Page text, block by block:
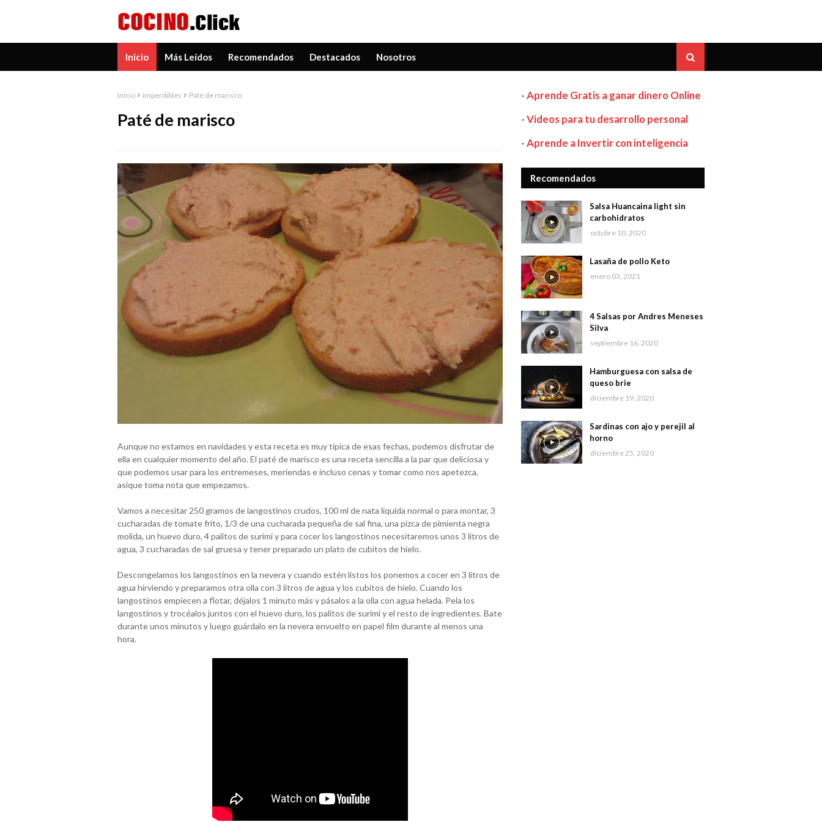
Inicio Más Leídos Recomendados Destacados Nosotros
Inicio imperdibles Paté de marisco
Paté de marisco
Aunque no estamos en navidades y esta receta es muy típica de esas fechas, podemos disfrutar de
ella en cualquier momento del año. El paté de marisco es una receta sencilla a la par que deliciosa y
que podemos usar para los entremeses, meriendas e incluso cenas y tomar como nos apetezca,
asique toma nota que empezamos.
Vamos a necesitar 250 gramos de langostinos crudos, 100 ml de nata liquida normal o para montar, 3
cucharadas de tomate frito, 1/3 de una cucharada pequeña de sal fina, una pizca de pimienta negra
molida, un huevo duro, 4 palitos de surimi y para cocer los langostinos necesitaremos unos 3 litros de
agua, 3 cucharadas de sal gruesa y tener preparado un plato de cubitos de hielo.
Descongelamos los langostinos en la nevera y cuando estén listos los ponemos a cocer en 3 litros de
agua hirviendo y preparamos otra olla con 3 litros de agua y los cubitos de hielo. Cuando los
langostinos empiecen a flotar, déjalos 1 minuto más y pásalos a la olla con agua helada. Pela los
langostinos y trocéalos juntos con el huevo duro, los palitos de surimi y el resto de ingredientes. Bate
durante unos minutos y luego guárdalo en la nevera envuelto en papel film durante al menos una
hora.
-Aprende Gratis a ganar dinero Online
-Videos para tu desarrollo personal
-Aprende a Invertir con inteligencia
Recomendados
Salsa Huancaina light sin
carbohidratos
octubre 10, 2020
Lasaña de pollo Keto
enero 03, 2021
4 Salsas por Andres Meneses
Silva
septiembre 16, 2020
Hamburguesa con salsa de
queso brie
diciembre 19, 2020
Sardinas con ajo y perejil al
horno
diciembre 25, 2020